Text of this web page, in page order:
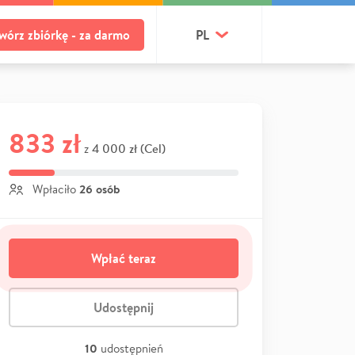
zbiórkę - za darmo PL
833 zł z 4 000 zł (Cel)
Wpłaciło 26 osób
Wpłać teraz
Udostępnij
10 udostępnień